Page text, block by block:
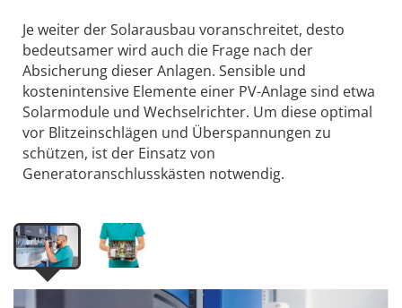
Je weiter der Solarausbau voranschreitet, desto
bedeutsamer wird auch die Frage nach der
Absicherung dieser Anlagen. Sensible und
kostenintensive Elemente einer PV-Anlage sind etwa
Solarmodule und Wechselrichter. Um diese optimal
vor Blitzeinschlägen und Überspannungen zu
schützen, ist der Einsatz von
Generatoranschlusskästen notwendig.